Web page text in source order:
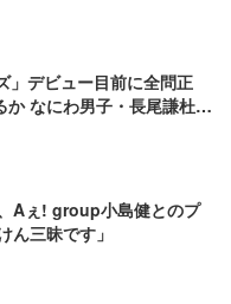
デビュー目前に全問正
なにわ男子・長尾謙杜か
Aぇ! group小島健とのプ
ん三昧です」